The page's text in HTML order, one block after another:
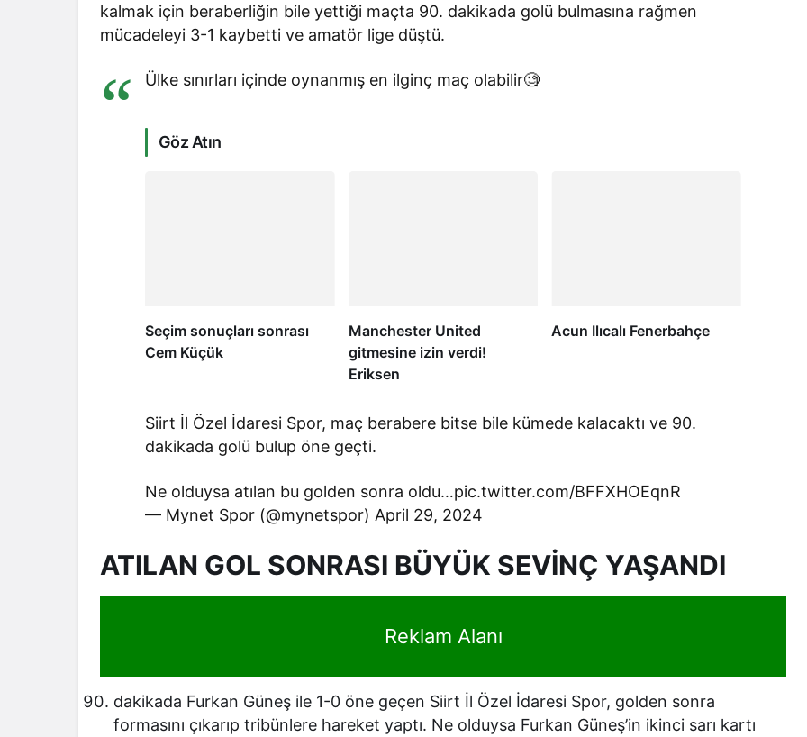
kalmak için beraberliğin bile yettiği maçta 90. dakikada golü bulmasına rağmen
mücadeleyi 3-1 kaybetti ve amatör lige düştü.
Ülke sınırları içinde oynanmış en ilginç maç olabilir🧐
Göz Atın
Seçim sonuçları sonrası
Cem Küçük
Manchester United
gitmesine izin verdi!
Eriksen
Acun Ilıcalı Fenerbahçe
Siirt İl Özel İdaresi Spor, maç berabere bitse bile kümede kalacaktı ve 90.
dakikada golü bulup öne geçti.
Ne olduysa atılan bu golden sonra oldu…pic.twitter.com/BFFXHOEqnR
— Mynet Spor (@mynetspor) April 29, 2024
ATILAN GOL SONRASI BÜYÜK SEVİNÇ YAŞANDI
Reklam Alanı
dakikada Furkan Güneş ile 1-0 öne geçen Siirt İl Özel İdaresi Spor, golden sonra
formasını çıkarıp tribünlere hareket yaptı. Ne olduysa Furkan Güneş’in ikinci sarı kartı